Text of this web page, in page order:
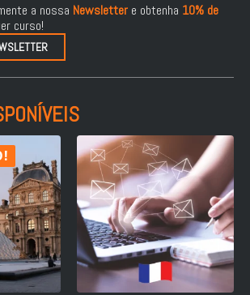
a nossa Newsletter e obtenha 10% de
curso!